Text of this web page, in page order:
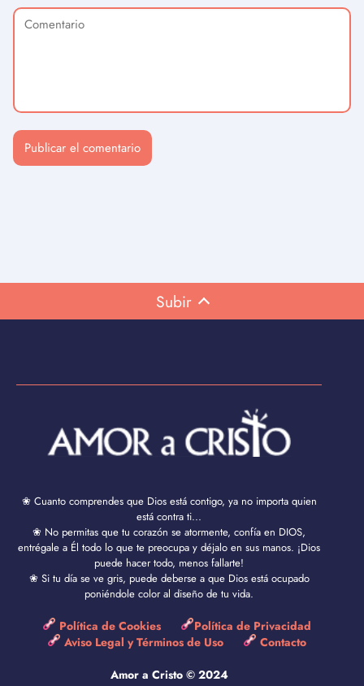
Subir
❀ Cuanto comprendes que Dios está contigo, ya no importa quien
está contra ti...
❀ No permitas que tu corazón se atormente, confía en DIOS,
entrégale a Él todo lo que te preocupa y déjalo en sus manos. ¡Dios
puede hacer todo, menos fallarte!
❀ Si tu día se ve gris, puede deberse a que Dios está ocupado
poniéndole color al diseño de tu vida.
Política de Cookies
Política de Privacidad
Aviso Legal y Términos de Uso
Contacto
Amor a Cristo © 2024